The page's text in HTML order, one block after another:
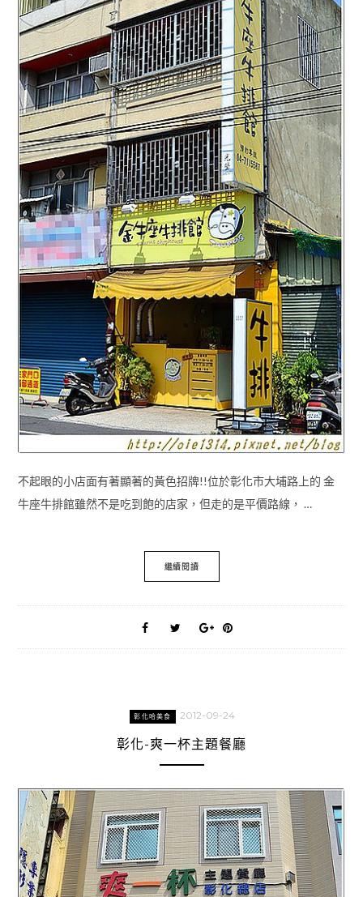
不起眼的小店面有著顯著的黃色招牌!!位於彰化市大埔路上的 金
牛座牛排館雖然不是吃到飽的店家，但走的是平價路線， …
繼續閱讀
彰化哈美食 2012-09-24
彰化-爽一杯主題餐廳